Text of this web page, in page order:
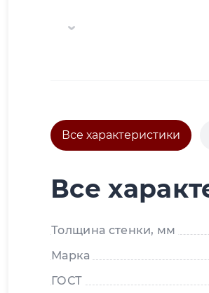
Все характеристики
Все
Толщина стенки, мм
Марка
ГОСТ